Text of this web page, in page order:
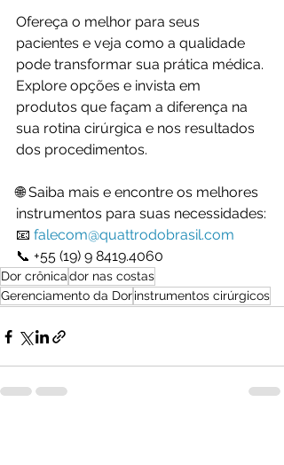
Ofereça o melhor para seus
pacientes e veja como a qualidade
pode transformar sua prática médica.
Explore opções e invista em
produtos que façam a diferença na
sua rotina cirúrgica e nos resultados
dos procedimentos.
🌐 Saiba mais e encontre os melhores
instrumentos para suas necessidades:
📧 falecom@quattrodobrasil.com
📞 +55 (19) 9 8419.4060
Dor crônicador nas costas
Gerenciamento da Dorinstrumentos cirúrgicos